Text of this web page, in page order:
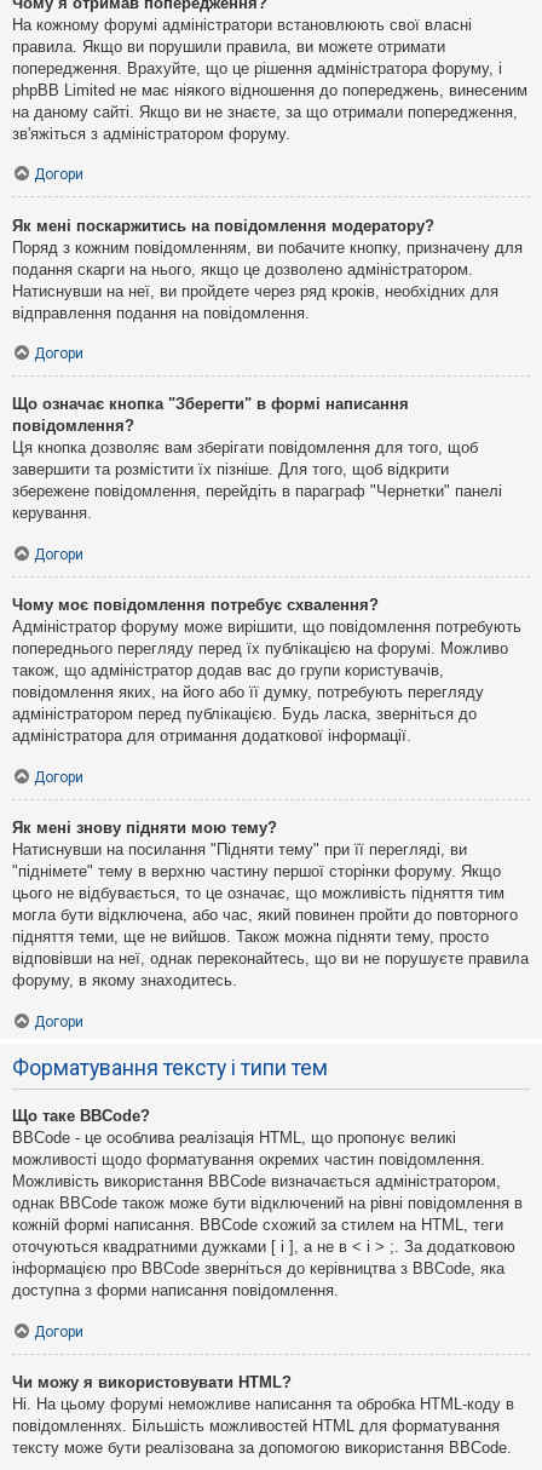
На кожному форумі адміністратори встановлюють свої власні
правила. Якщо ви порушили правила, ви можете отримати
попередження. Врахуйте, що це рішення адміністратора форуму, і
phpBB Limited не має ніякого відношення до попереджень, винесеним
на даному сайті. Якщо ви не знаєте, за що отримали попередження,
зв'яжіться з адміністратором форуму.
Догори
Як мені поскаржитись на повідомлення модератору?
Поряд з кожним повідомленням, ви побачите кнопку, призначену для
подання скарги на нього, якщо це дозволено адміністратором.
Натиснувши на неї, ви пройдете через ряд кроків, необхідних для
відправлення подання на повідомлення.
Догори
Що означає кнопка "Зберегти" в формі написання
повідомлення?
Ця кнопка дозволяє вам зберігати повідомлення для того, щоб
завершити та розмістити їх пізніше. Для того, щоб відкрити
збережене повідомлення, перейдіть в параграф "Чернетки" панелі
керування.
Догори
Чому моє повідомлення потребує схвалення?
Адміністратор форуму може вирішити, що повідомлення потребують
попереднього перегляду перед їх публікацією на форумі. Можливо
також, що адміністратор додав вас до групи користувачів,
повідомлення яких, на його або її думку, потребують перегляду
адміністратором перед публікацією. Будь ласка, зверніться до
адміністратора для отримання додаткової інформації.
Догори
Як мені знову підняти мою тему?
Натиснувши на посилання "Підняти тему" при її перегляді, ви
"піднімете" тему в верхню частину першої сторінки форуму. Якщо
цього не відбувається, то це означає, що можливість підняття тим
могла бути відключена, або час, який повинен пройти до повторного
підняття теми, ще не вийшов. Також можна підняти тему, просто
відповівши на неї, однак переконайтесь, що ви не порушуєте правила
форуму, в якому знаходитесь.
Догори
Форматування тексту і типи тем
Що таке BBCode?
BBCode - це особлива реалізація HTML, що пропонує великі
можливості щодо форматування окремих частин повідомлення.
Можливість використання BBCode визначається адміністратором,
однак BBCode також може бути відключений на рівні повідомлення в
кожній формі написання. BBCode схожий за стилем на HTML, теги
оточуються квадратними дужками [ і ], а не в < і > ;. За додатковою
інформацією про BBCode зверніться до керівництва з BBCode, яка
доступна з форми написання повідомлення.
Догори
Чи можу я використовувати HTML?
Ні. На цьому форумі неможливе написання та обробка HTML-коду в
повідомленнях. Більшість можливостей HTML для форматування
тексту може бути реалізована за допомогою використання BBCode.